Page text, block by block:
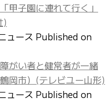
子園に連れて行く」
)
ュース Published on
がい者と健常者が一緒
岡市）(テレビユー山形)
ュース Published on